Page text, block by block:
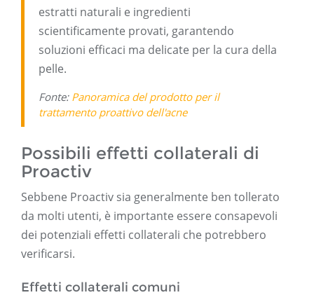
estratti naturali e ingredienti
scientificamente provati, garantendo
soluzioni efficaci ma delicate per la cura della
pelle.
Fonte: Panoramica del prodotto per il
trattamento proattivo dell'acne
Possibili effetti collaterali di
Proactiv
Sebbene Proactiv sia generalmente ben tollerato
da molti utenti, è importante essere consapevoli
dei potenziali effetti collaterali che potrebbero
verificarsi.
Effetti collaterali comuni